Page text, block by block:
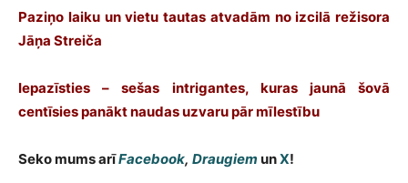
Paziņo laiku un vietu tautas atvadām no izcilā režisora
Jāņa Streiča
Iepazīsties – sešas intrigantes, kuras jaunā šovā
centīsies panākt naudas uzvaru pār mīlestību
Seko mums arīFacebook, Draugiem unX!